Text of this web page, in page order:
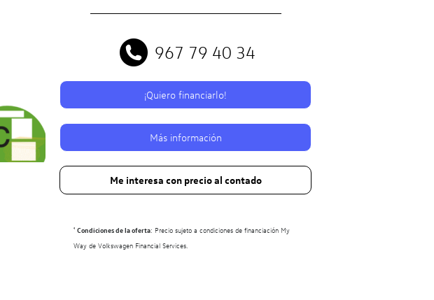
967 79 40 34
¡Quiero financiarlo!
Más información
Me interesa con precio al contado
¹Condiciones de la oferta: Precio sujeto a condiciones de financiación My
Way de Volkswagen Financial Services.